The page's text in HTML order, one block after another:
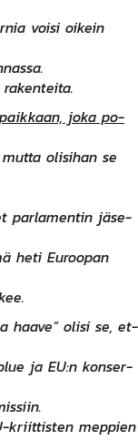
voi­si oi­kein
jo­ka po­
oli­si­han se
par­la­men­tin jä­se­
he­ti Eu­roo­pan
haa­ve” oli­si se, et­
ja EU:n kon­ser­
k­riit­tis­ten mep­pien